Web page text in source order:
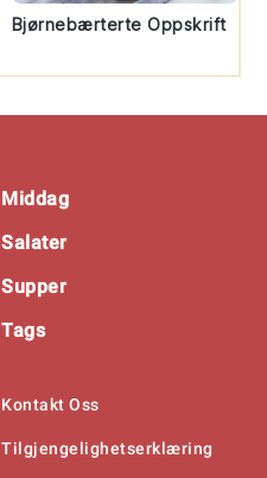
Bjørnebærterte Oppskrift
Middag
Salater
Supper
Tags
Kontakt Oss
Tilgjengelighetserklæring